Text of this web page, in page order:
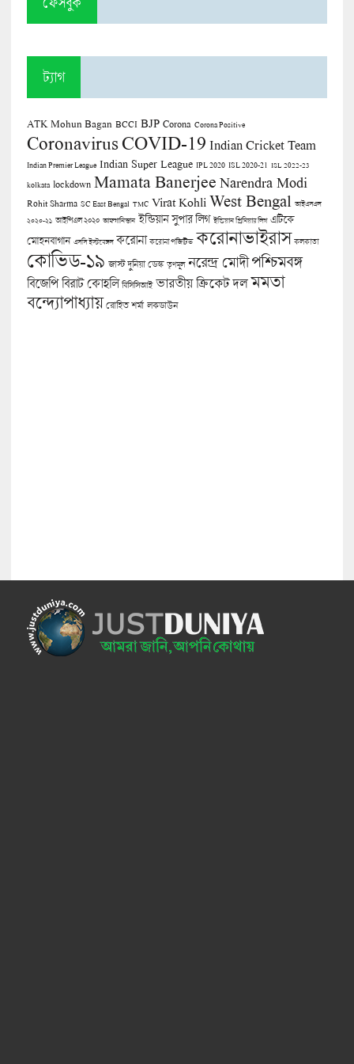
ট্যাগ
ATK Mohun Bagan BCCI BJP Corona Corona Positive
CoronavirusCOVID-19 Indian Cricket Team
Indian Premier League Indian Super League IPL 2020 ISL 2020-21 ISL 2022-23
kolkata lockdown Mamata Banerjee Narendra Modi
Rohit Sharma SC East Bengal TMC Virat Kohli West Bengal আইএসএল
২০২০-২১ আইপিএল ২০২০ আফগানিস্তান ইন্ডিয়ান সুপার লিগ ইন্ডিয়ান প্রিমিয়ার লিগ এটিকে
মোহনবাগান এসসি ইস্টবেঙ্গল করোনা করোনা পজিটিভ করোনাভাইরাস কলকাতা
কোভিড-১৯ জাস্ট দুনিয়া ডেস্ক তৃণমূল নরেন্দ্র মোদী পশ্চিমবঙ্গ
বিজেপি বিরাট কোহলি বিসিসিআই ভারতীয় ক্রিকেট দল মমতা
বন্দ্যোপাধ্যায় রোহিত শর্মা লকডাউন